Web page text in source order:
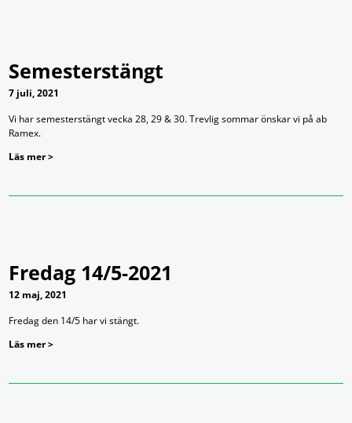
Semesterstängt
7 juli, 2021
Vi har semesterstängt vecka 28, 29 & 30. Trevlig sommar önskar vi på ab
Ramex.
Läs mer >
Fredag 14/5-2021
12 maj, 2021
Fredag den 14/5 har vi stängt.
Läs mer >